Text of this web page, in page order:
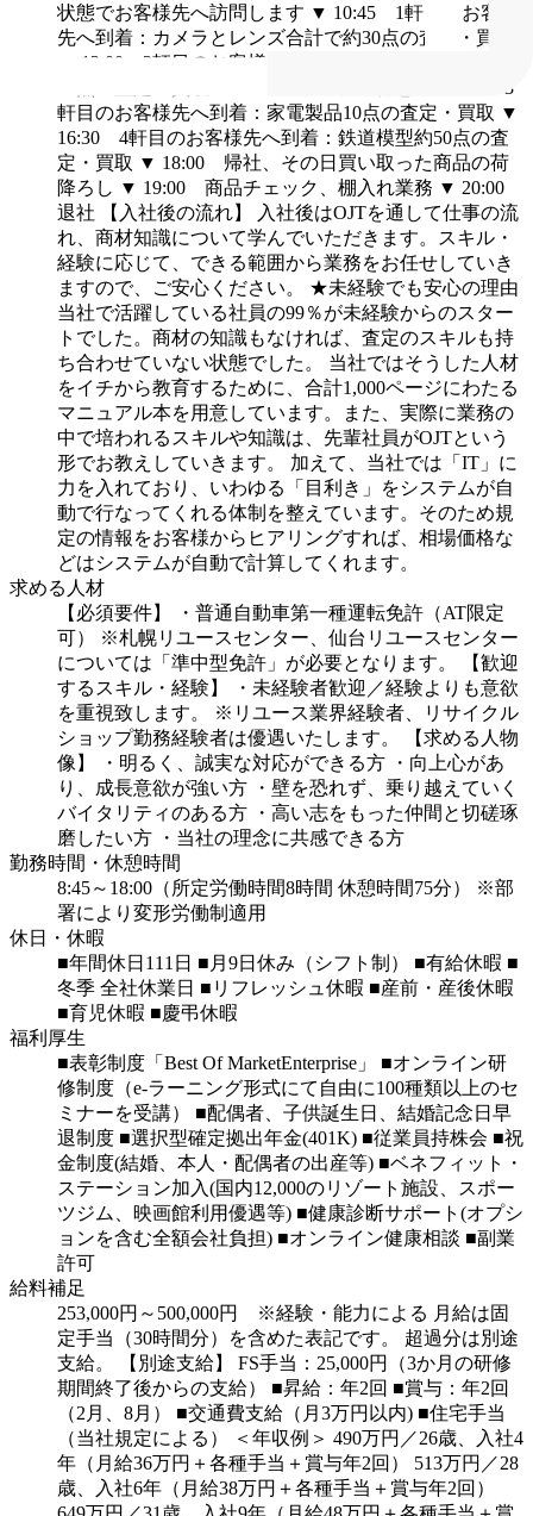
状態でお客様先へ訪問します ▼ 10:45 1軒目のお客様
先へ到着：カメラとレンズ合計で約30点の査定・買取
12:00 2軒目のお客様先へ到着：オーディオ製品約
15:00 3
軒目のお客様先へ到着：家電製品10点の査定・買取 ▼
16:30 4軒目のお客様先へ到着：鉄道模型約50点の査
定・買取 ▼ 18:00 帰社、その日買い取った商品の荷
降ろし ▼ 19:00 商品チェック、棚入れ業務 ▼ 20:00
退社
【入社後の流れ】
入社後はOJTを通して仕事の流
れ、商材知識について学んでいただきます。スキル・
経験に応じて、できる範囲から業務をお任せしていき
ますので、ご安心ください。
★未経験でも安心の理由
当社で活躍している社員の99％が未経験からのスター
トでした。商材の知識もなければ、査定のスキルも持
ち合わせていない状態でした。
当社ではそうした人材
をイチから教育するために、合計1,000ページにわたる
マニュアル本を用意しています。また、実際に業務の
中で培われるスキルや知識は、先輩社員がOJTという
形でお教えしていきます。
加えて、当社では「IT」に
力を入れており、いわゆる「目利き」をシステムが自
動で行なってくれる体制を整えています。そのため規
定の情報をお客様からヒアリングすれば、相場価格な
どはシステムが自動で計算してくれます。
求める人材
【必須要件】
・普通自動車第一種運転免許（AT限定
可）
※札幌リユースセンター、仙台リユースセンター
については「準中型免許」が必要となります。
【歓迎
するスキル・経験】
・未経験者歓迎／経験よりも意欲
を重視致します。
※リユース業界経験者、リサイクル
ショップ勤務経験者は優遇いたします。
【求める人物
像】
・明るく、誠実な対応ができる方
・向上心があ
り、成長意欲が強い方
・壁を恐れず、乗り越えていく
バイタリティのある方
・高い志をもった仲間と切磋琢
磨したい方
・当社の理念に共感できる方
勤務時間・休憩時間
8:45～18:00（所定労働時間8時間 休憩時間75分）
※部
署により変形労働制適用
休日・休暇
■年間休日111日 ■月9日休み（シフト制） ■有給休暇 ■
冬季 全社休業日 ■リフレッシュ休暇 ■産前・産後休暇
■育児休暇 ■慶弔休暇
福利厚生
■表彰制度「Best Of MarketEnterprise」
■オンライン研
修制度（e-ラーニング形式にて自由に100種類以上のセ
ミナーを受講）
■配偶者、子供誕生日、結婚記念日早
退制度 ■選択型確定拠出年金(401K) ■従業員持株会 ■祝
金制度(結婚、本人・配偶者の出産等) ■ベネフィット・
ステーション加入(国内12,000のリゾート施設、スポー
ツジム、映画館利用優遇等) ■健康診断サポート(オプシ
ョンを含む全額会社負担) ■オンライン健康相談 ■副業
許可
給料補足
253,000円～500,000円 ※経験・能力による 月給は固
定手当（30時間分）を含めた表記です。 超過分は別途
支給。
【別途支給】
FS手当：25,000円（3か月の研修
期間終了後からの支給）
■昇給：年2回 ■賞与：年2回
（2月、8月） ■交通費支給（月3万円以内) ■住宅手当
（当社規定による）
＜年収例＞ 490万円／26歳、入社4
年（月給36万円＋各種手当＋賞与年2回） 513万円／28
歳、入社6年（月給38万円＋各種手当＋賞与年2回）